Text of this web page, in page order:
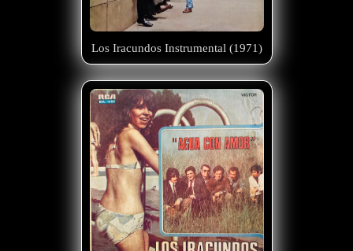
Los Iracundos Instrumental (1971)